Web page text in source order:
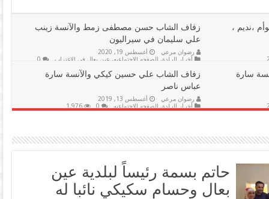
،نديم ،
زفاف الشاب حسن مصطفى زمط والآنسة زينب
علي سليمان في سيراليون
رضوان مرعي
أغسطس 19, 2020
أخبـار البـلدة, الصفحه الاجتماعيه, عين بعال في الإغتراب
0
سارة
زفاف الشاب علي حسين كيكي والآنسة سارة
عباس ناصر
رضوان مرعي
أغسطس 13, 2019
أخبـار البـلدة, الصفحه الاجتماعيه 0
1,976
حاتم بسمة رئيساً لبلدية عين
بعال وحسام سكيكي نائبا له